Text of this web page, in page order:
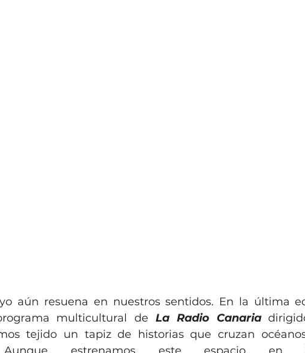
aún resuena en nuestros sentidos. En la última
multicultural de La Radio Canaria
tejido un tapiz de historias que cruzan